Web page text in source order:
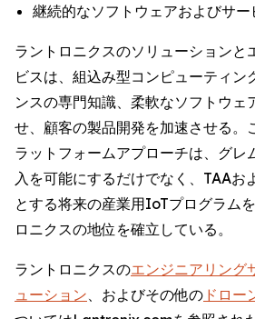
継続的なソフトウェアおよびサー
ラントロニクスのソリューションと
ビスは、組込み型コンピューティン
ンスの専門知識、柔軟なソフトウェ
せ、顧客の製品開発を加速させる。
ラットフォームアプローチは、グレ
入を可能にするだけでなく、TAAお
とする将来の産業用IoTプログラム
ロニクスの地位を確立している。
ラントロニクスのエンジニアリング
ューション 、およびその他の ドロー